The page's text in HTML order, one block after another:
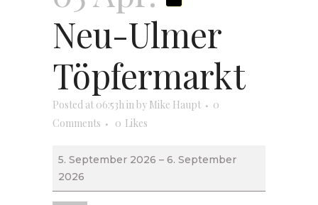
Neu-Ulmer
Töpfermarkt
Posted at 06:53h in by Mike Haupt
0
Comments
0 Likes
Neu-
Ulmer
Töpfermarkt
5. September 2026 – 6. September
2026